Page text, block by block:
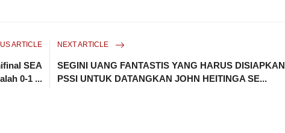
ARTICLE
SEA
0-1 ...
NEXT ARTICLE
SEGINI UANG FANTASTIS YANG HARUS DISIAPKAN
PSSI UNTUK DATANGKAN JOHN HEITINGA SE...